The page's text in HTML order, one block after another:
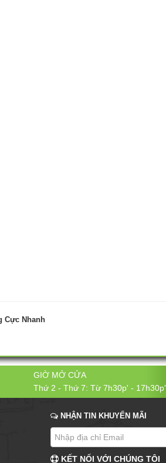
Cực Nhanh
GIỜ MỞ CỬA
Thứ 2 - Thứ 7: Từ 7h30p' - 17h30p'
NHẬN TIN KHUYẾN MÃI
KẾT NỐI VỚI CHÚNG TÔI